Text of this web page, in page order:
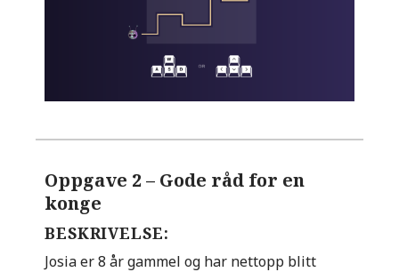
Oppgave 2 – Gode råd for en
konge
BESKRIVELSE:
Josia er 8 år gammel og har nettopp blitt